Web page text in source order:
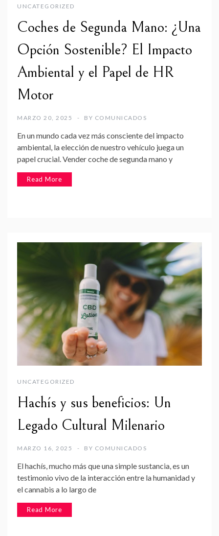
UNCATEGORIZED
Coches de Segunda Mano: ¿Una
Opción Sostenible? El Impacto
Ambiental y el Papel de HR
Motor
MARZO 20, 2025 BY COMUNICADOS
En un mundo cada vez más consciente del impacto
ambiental, la elección de nuestro vehículo juega un
papel crucial. Vender coche de segunda mano y
Read More
UNCATEGORIZED
Hachís y sus beneficios: Un
Legado Cultural Milenario
MARZO 16, 2025 BY COMUNICADOS
El hachís, mucho más que una simple sustancia, es un
testimonio vivo de la interacción entre la humanidad y
el cannabis a lo largo de
Read More